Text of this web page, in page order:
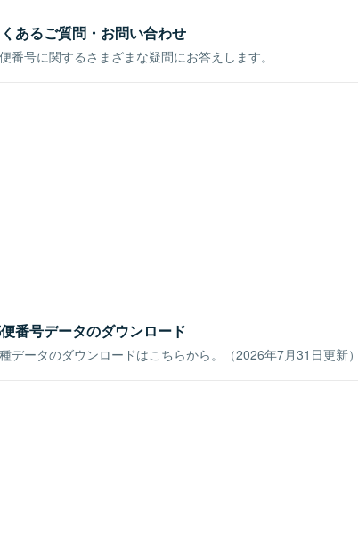
あるご質問・お問い合わせ
番号に関するさまざまな疑問にお答えします。
番号データのダウンロード
データのダウンロードはこちらから。（2026年7月31日更新）